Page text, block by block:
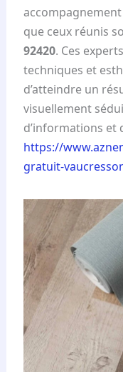
que ceux réunis
92420. Ces
techniques et
d’atteindre un
visuellement
d’informations et
https://
gratuit-